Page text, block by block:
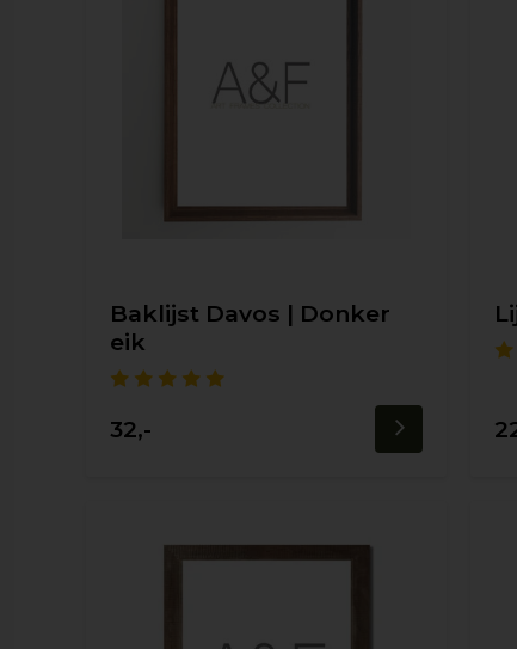
Baklijst Davos | Donker
eik
32,-